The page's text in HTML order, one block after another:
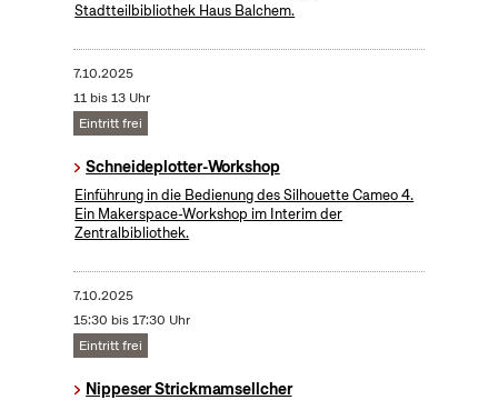
Stadtteilbibliothek Haus Balchem.
7.10.2025
11 bis 13 Uhr
Eintritt frei
Schneideplotter-Workshop
​Einführung in die Bedienung des Silhouette Cameo 4.
Ein Makerspace-Workshop im Interim der
Zentralbibliothek.
7.10.2025
15:30 bis 17:30 Uhr
Eintritt frei
Nippeser Strickmamsellcher